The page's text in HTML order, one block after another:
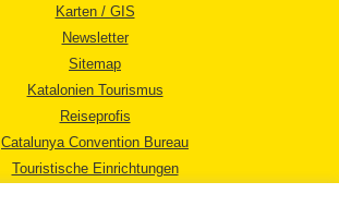
Karten / GIS
Newsletter
Sitemap
Katalonien Tourismus
Reiseprofis
Catalunya Convention Bureau
Touristische Einrichtungen